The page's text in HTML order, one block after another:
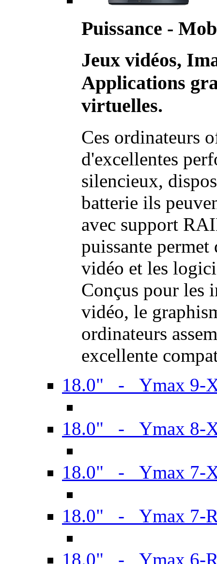
Puissance -
Jeux vidéos,
Applications
virtuelles.
Ces ordinateurs
d'excellentes
silencieux,
batterie ils
avec support
puissante permet
vidéo et les
Conçus pour les
vidéo, le
ordinateurs
excellente
18.0" - Ymax 9-
18.0" - Ymax 8-
18.0" - Ymax 7-
18.0" - Ymax 7-
18.0" - Ymax 6-